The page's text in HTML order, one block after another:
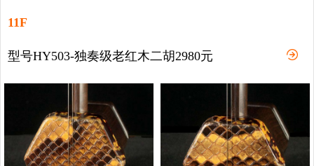
11F
型号HY503-独奏级老红木二胡2980元